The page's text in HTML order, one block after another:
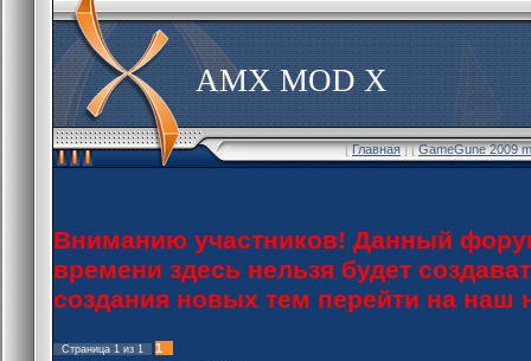
AMX MOD X
[Главная] [GameGune 2009
Вниманию участников! Данный
времени здесь нельзя будет
создания новых тем перейти на
Страница 1 из 1
1